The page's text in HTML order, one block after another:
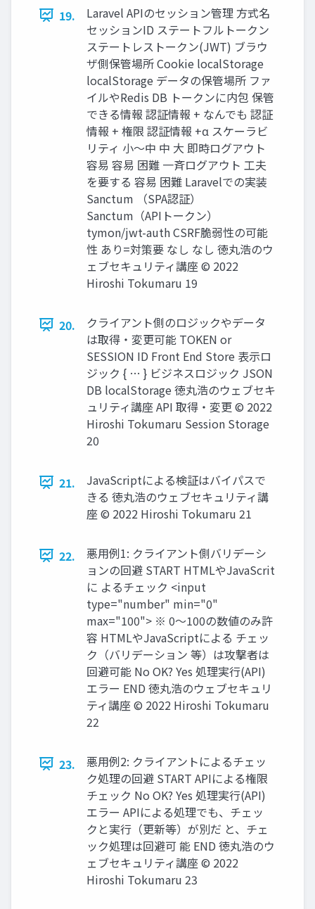
19.
Laravel APIのセッション管理 方式名
セッションID ステートフルトークン
ステートレストークン(JWT) ブラウ
ザ側保管場所 Cookie localStorage
localStorage データの保管場所 ファ
イルやRedis DB トークンに内包 保管
できる情報 認証情報 + なんでも 認証
情報 + 権限 認証情報 +α スケーラビ
リティ 小～中 中 大 即時ログアウト
容易 容易 困難 一斉ログアウト 工夫
を要する 容易 困難 Laravelでの実装
Sanctum （SPA認証）
Sanctum（APIトークン）
tymon/jwt-auth CSRF脆弱性の可能
性 あり=対策要 なし なし 徳丸浩のウ
ェブセキュリティ講座 © 2022
Hiroshi Tokumaru 19
20.
クライアント側のロジックやデータ
は取得・変更可能 TOKEN or
SESSION ID Front End Store 表示ロ
ジック { … } ビジネスロジック JSON
DB localStorage 徳丸浩のウェブセキ
ュリティ講座 API 取得・変更 © 2022
Hiroshi Tokumaru Session Storage
20
21.
JavaScriptによる検証はバイパスで
きる 徳丸浩のウェブセキュリティ講
座 © 2022 Hiroshi Tokumaru 21
22.
悪用例1: クライアント側バリデーシ
ョンの回避 START HTMLやJavaScrit
に よるチェック <input
type="number" min="0"
max="100"> ※ 0～100の数値のみ許
容 HTMLやJavaScriptによる チェッ
ク（バリデーション 等）は攻撃者は
回避可能 No OK? Yes 処理実行(API)
エラー END 徳丸浩のウェブセキュリ
ティ講座 © 2022 Hiroshi Tokumaru
22
23.
悪用例2: クライアントによるチェッ
ク処理の回避 START APIによる権限
チェック No OK? Yes 処理実行(API)
エラー APIによる処理でも、チェッ
クと実行（更新等）が別だ と、チェ
ック処理は回避可 能 END 徳丸浩のウ
ェブセキュリティ講座 © 2022
Hiroshi Tokumaru 23